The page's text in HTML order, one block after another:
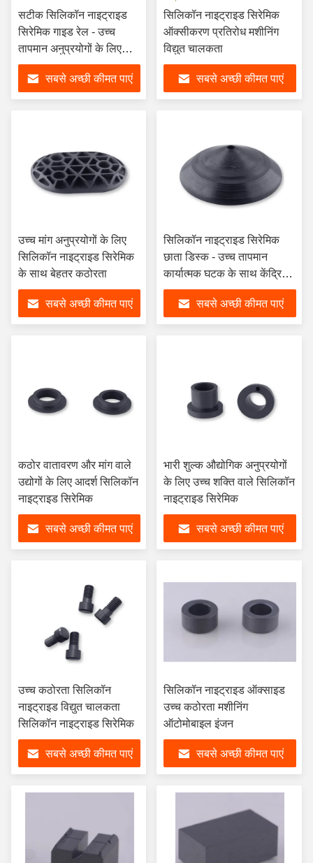
सटीक सिलिकॉन नाइट्राइड
सिरेमिक गाइड रेल - उच्च
तापमान अनुप्रयोगों के लिए
हल्के, विद्युत अछूता और
अत्यधिक गर्मी प्रतिरोधी
सबसे अच्छी कीमत पाएं
सिलिकॉन नाइट्राइड सिरेमिक
ऑक्सीकरण प्रतिरोध मशीनिंग
विद्युत चालकता
सबसे अच्छी कीमत पाएं
उच्च मांग अनुप्रयोगों के लिए
सिलिकॉन नाइट्राइड सिरेमिक
के साथ बेहतर कठोरता
सबसे अच्छी कीमत पाएं
सिलिकॉन नाइट्राइड सिरेमिक
छाता डिस्क - उच्च तापमान
कार्यात्मक घटक के साथ केंद्रित
बनावट
सबसे अच्छी कीमत पाएं
कठोर वातावरण और मांग वाले
उद्योगों के लिए आदर्श सिलिकॉन
नाइट्राइड सिरेमिक
सबसे अच्छी कीमत पाएं
भारी शुल्क औद्योगिक अनुप्रयोगों
के लिए उच्च शक्ति वाले सिलिकॉन
नाइट्राइड सिरेमिक
सबसे अच्छी कीमत पाएं
उच्च कठोरता सिलिकॉन
नाइट्राइड विद्युत चालकता
सिलिकॉन नाइट्राइड सिरेमिक
सबसे अच्छी कीमत पाएं
सिलिकॉन नाइट्राइड ऑक्साइड
उच्च कठोरता मशीनिंग
ऑटोमोबाइल इंजन
सबसे अच्छी कीमत पाएं